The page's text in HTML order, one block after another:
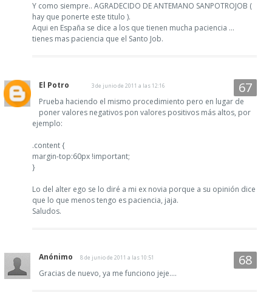
Y como siempre.. AGRADECIDO DE ANTEMANO SANPOTROJOB (
hay que ponerte este titulo ).
Aqui en España se dice a los que tienen mucha paciencia ...
tienes mas paciencia que el Santo Job.
El Potro 3 de junio de 2011 a las 12:16
Prueba haciendo el mismo procedimiento pero en lugar de
poner valores negativos pon valores positivos más altos, por
ejemplo:
.content {
margin-top:60px !important;
}
Lo del alter ego se lo diré a mi ex novia porque a su opinión dice
que lo que menos tengo es paciencia, jaja.
Saludos.
Anónimo 8 de junio de 2011 a las 10:51
Gracias de nuevo, ya me funciono jeje....